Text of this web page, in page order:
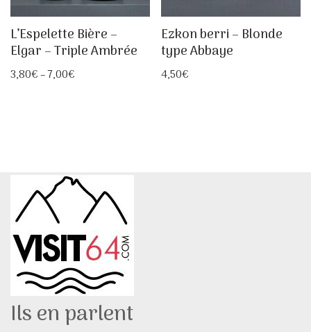
L’Espelette Bière –
Elgar – Triple Ambrée
3,80€–7,00€
Ezkon berri – Blonde
type Abbaye
4,50€
Ils en parlent